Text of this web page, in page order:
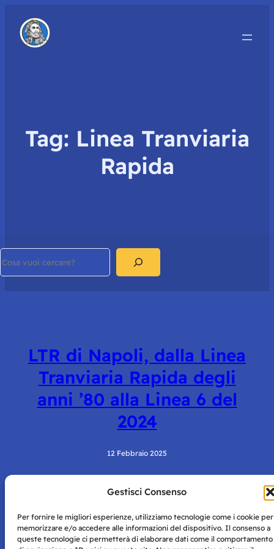
Gestisci Consenso
Per fornire le migliori esperienze, utilizziamo tecnologie come i cookie per
memorizzare e/o accedere alle informazioni del dispositivo. Il consenso a
queste tecnologie ci permetterà di elaborare dati come il comportamento
Tag: Linea Tranviaria
Rapida
LTR di Napoli, dalla Linea
Tranviaria Rapida degli
anni ’80 alla Linea 6 del
2024
12 Febbraio 2025